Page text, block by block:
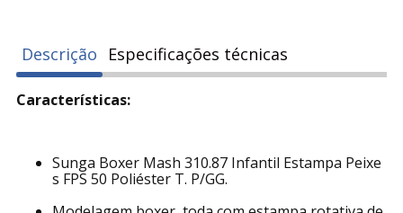
Descrição Especificações técnicas
Características:
Sunga Boxer Mash 310.87 Infantil Estampa Peixe
s FPS 50 Poliéster T. P/GG.